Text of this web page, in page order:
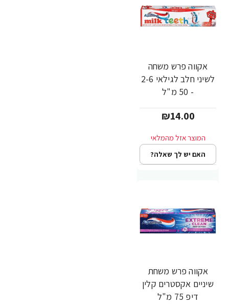
אקווה פרש משחה
לשיני חלב לגילאי 2-6
- 50 מ"ל
₪14.00
האם יש לך שאלה?
אקווה פרש משחת
שיניים אקסטרים קלין
דיפ 75 מ"ל